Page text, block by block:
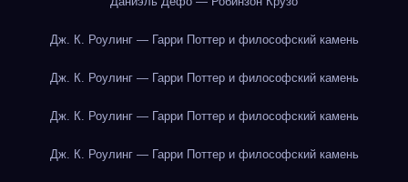
Дж. К. Роулинг — Гарри Поттер и философский камень
Дж. К. Роулинг — Гарри Поттер и философский камень
Дж. К. Роулинг — Гарри Поттер и философский камень
Дж. К. Роулинг — Гарри Поттер и философский камень